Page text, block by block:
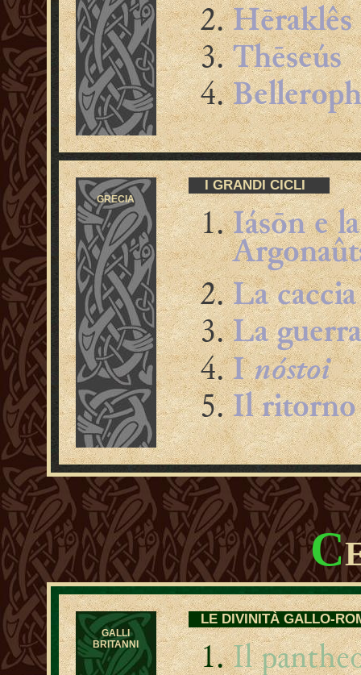
Hēraklês
Thēseús
GRECIA
I GRANDI CICLI
Iásōn e
La
La
Inóstoi
Il ritorno
C
GALLI
BRITANNI
LE DIVINITÀ GALLO-
Il